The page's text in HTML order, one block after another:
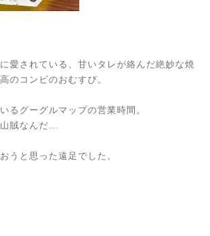
愛されている、甘いタレが絡んだ絶妙な焼
のコンビのおむすび。
るグーグルマップの営業時間。
賊なんだ…
うと思った遠足でした。